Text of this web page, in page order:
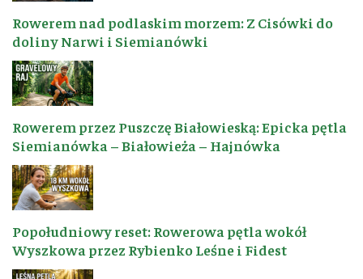
Rowerem nad podlaskim morzem: Z Cisówki do
doliny Narwi i Siemianówki
Rowerem przez Puszczę Białowieską: Epicka pętla
Siemianówka – Białowieża – Hajnówka
Popołudniowy reset: Rowerowa pętla wokół
Wyszkowa przez Rybienko Leśne i Fidest